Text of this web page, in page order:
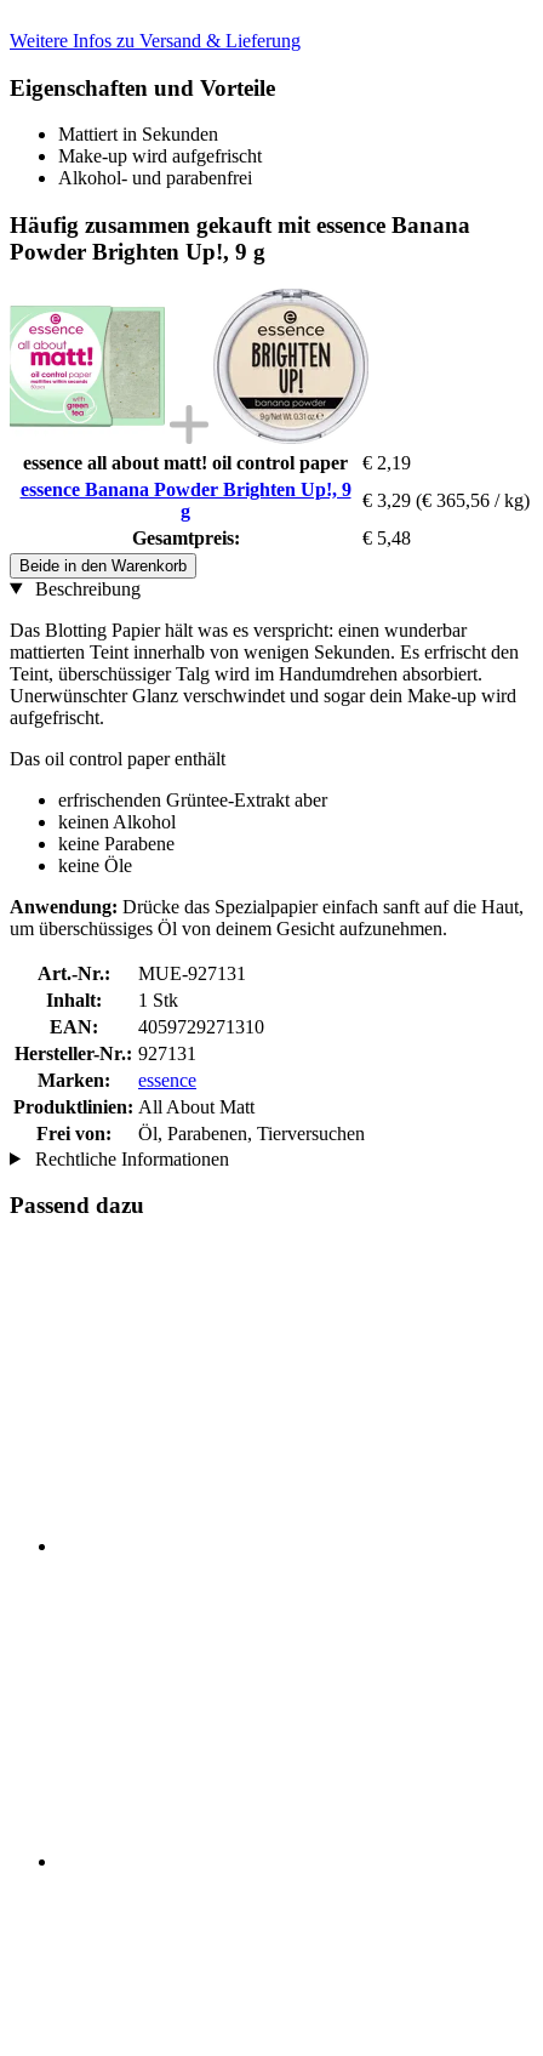
Weitere Infos zu Versand & Lieferung
Eigenschaften und Vorteile
Mattiert in Sekunden
Make-up wird aufgefrischt
Alkohol- und parabenfrei
Häufig zusammen gekauft mit essence Banana
Powder Brighten Up!, 9 g
essence all about matt! oil control paper
€ 2,19
essence Banana Powder Brighten Up!, 9
g
€ 3,29 (€ 365,56 / kg)
Gesamtpreis:
€ 5,48
Beide in den Warenkorb
Beschreibung
Das Blotting Papier hält was es verspricht: einen wunderbar
mattierten Teint innerhalb von wenigen Sekunden. Es erfrischt den
Teint, überschüssiger Talg wird im Handumdrehen absorbiert.
Unerwünschter Glanz verschwindet und sogar dein Make-up wird
aufgefrischt.
Das oil control paper enthält
erfrischenden Grüntee-Extrakt aber
keinen Alkohol
keine Parabene
keine Öle
Anwendung: Drücke das Spezialpapier einfach sanft auf die Haut,
um überschüssiges Öl von deinem Gesicht aufzunehmen.
Art.-Nr.:
MUE-927131
Inhalt:
1 Stk
EAN:
4059729271310
Hersteller-Nr.: 927131
Marken:
essence
Produktlinien: All About Matt
Frei von:
Öl, Parabenen, Tierversuchen
Rechtliche Informationen
Passend dazu